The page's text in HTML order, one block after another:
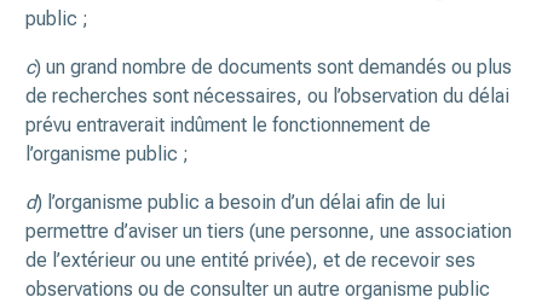
public ;
c) un grand nombre de documents sont demandés ou plus
de recherches sont nécessaires, ou l’observation du délai
prévu entraverait indûment le fonctionnement de
l’organisme public ;
d) l’organisme public a besoin d’un délai afin de lui
permettre d’aviser un tiers (une personne, une association
de l’extérieur ou une entité privée), et de recevoir ses
observations ou de consulter un autre organisme public